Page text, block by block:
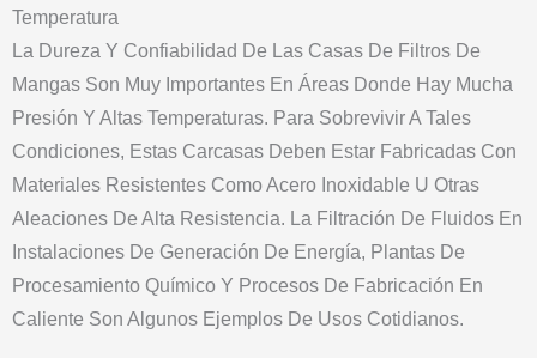
Temperatura
La Dureza Y Confiabilidad De Las Casas De Filtros De
Mangas Son Muy Importantes En Áreas Donde Hay Mucha
Presión Y Altas Temperaturas. Para Sobrevivir A Tales
Condiciones, Estas Carcasas Deben Estar Fabricadas Con
Materiales Resistentes Como Acero Inoxidable U Otras
Aleaciones De Alta Resistencia. La Filtración De Fluidos En
Instalaciones De Generación De Energía, Plantas De
Procesamiento Químico Y Procesos De Fabricación En
Caliente Son Algunos Ejemplos De Usos Cotidianos.